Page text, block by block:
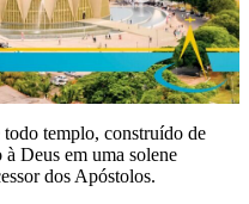
templo, construído de
Deus em uma solene
dos Apóstolos.